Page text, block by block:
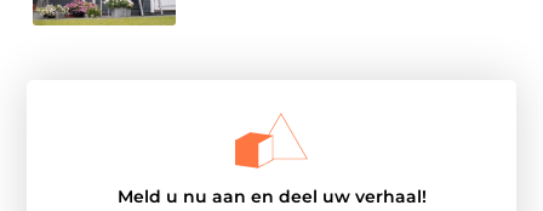
Meld u nu aan en deel uw verhaal!